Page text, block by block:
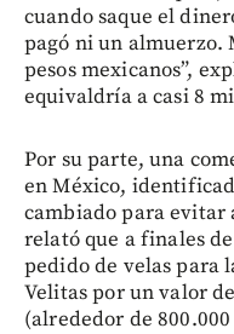
cuando saque el
pagó ni un almuerzo.
pesos mexicanos”,
equivaldría a casi 8
Por su parte, una
en México,
cambiado para evitar
relató que a finales
pedido de velas para
Velitas por un valor
(alrededor de